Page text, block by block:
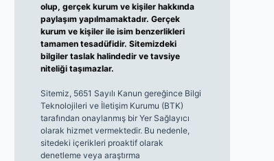
olup, gerçek kurum ve kişiler hakkında
paylaşım yapılmamaktadır. Gerçek
kurum ve kişiler ile isim benzerlikleri
tamamen tesadüfidir. Sitemizdeki
bilgiler taslak halindedir ve tavsiye
niteliği taşımazlar.
Sitemiz, 5651 Sayılı Kanun gereğince Bilgi
Teknolojileri ve İletişim Kurumu (BTK)
tarafından onaylanmış bir Yer Sağlayıcı
olarak hizmet vermektedir. Bu nedenle,
sitedeki içerikleri proaktif olarak
denetleme veya araştırma